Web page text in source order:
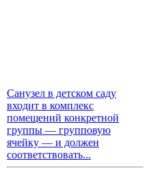
Санузел в детском саду
входит в комплекс
помещений конкретной
группы — групповую
ячейку — и должен
соответствовать...